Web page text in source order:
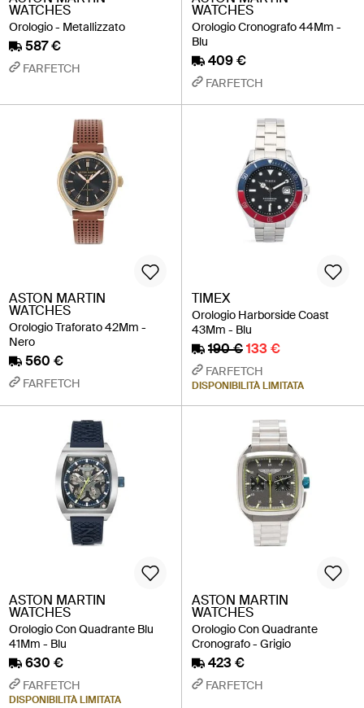
WATCHES
Orologio - Metallizzato
587 €
FARFETCH
WATCHES
Orologio Cronografo 44Mm -
Blu
409 €
FARFETCH
ASTON MARTIN
WATCHES
Orologio Traforato 42Mm -
Nero
560 €
FARFETCH
TIMEX
Orologio Harborside Coast
43Mm - Blu
190 €133 €
FARFETCH
DISPONIBILITÀ LIMITATA
ASTON MARTIN
WATCHES
Orologio Con Quadrante Blu
41Mm - Blu
630 €
FARFETCH
DISPONIBILITÀ LIMITATA
ASTON MARTIN
WATCHES
Orologio Con Quadrante
Cronografo - Grigio
423 €
FARFETCH